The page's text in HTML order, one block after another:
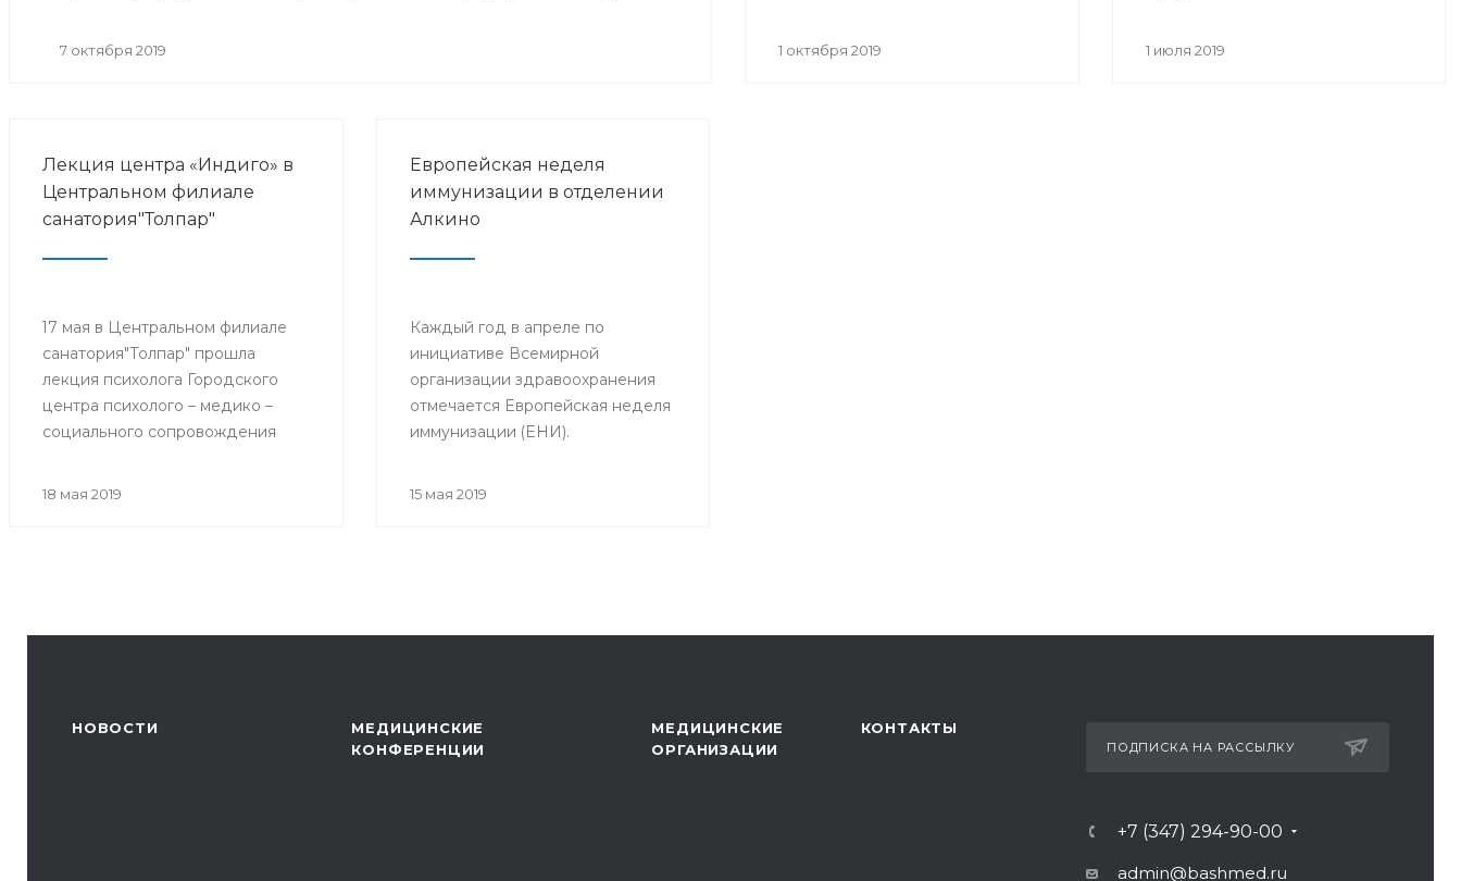
7 октября 2019 1 октября 2019 1 июля 2019
Лекция центра «Индиго» в
Центральном филиале
санатория"Толпар"
17 мая в Центральном филиале
санатория"Толпар" прошла
лекция психолога Городского
центра психолого – медико –
социального сопровождения
18 мая 2019
Европейская неделя
иммунизации в отделении
Алкино
Каждый год в апреле по
инициативе Всемирной
организации здравоохранения
отмечается Европейская неделя
иммунизации (ЕНИ).
15 мая 2019
НОВОСТИ
МЕДИЦИНСКИЕ
КОНФЕРЕНЦИИ
МЕДИЦИНСКИЕ
ОРГАНИЗАЦИИ
КОНТАКТЫ
ПОДПИСКА НА РАССЫЛКУ
+7 (347) 294-90-00
admin@bashmed.ru